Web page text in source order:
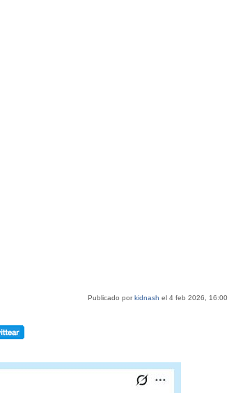
Publicado porkidnash el 4 feb 2026, 16:00